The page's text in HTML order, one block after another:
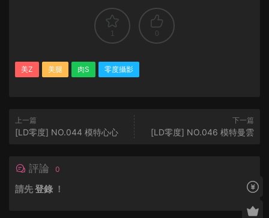
1 0
美Z 美腿 肉S 零度攝影
上一篇
[LD零度] NO.044 模特心心
下一篇
[LD零度] NO.046 模特曼雲
評論 0
請先登錄 ！